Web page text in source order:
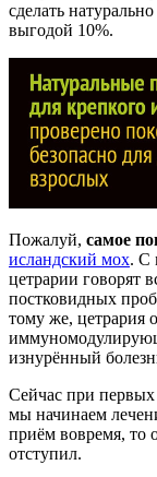
сделать
выгодой 10%.
Пожалуй, самое
исландский мох. С
цетрарии говорят
постковидных
тому же, цетрария
изнурённый
Сейчас при
мы начинаем
приём вовремя, то
отступил.